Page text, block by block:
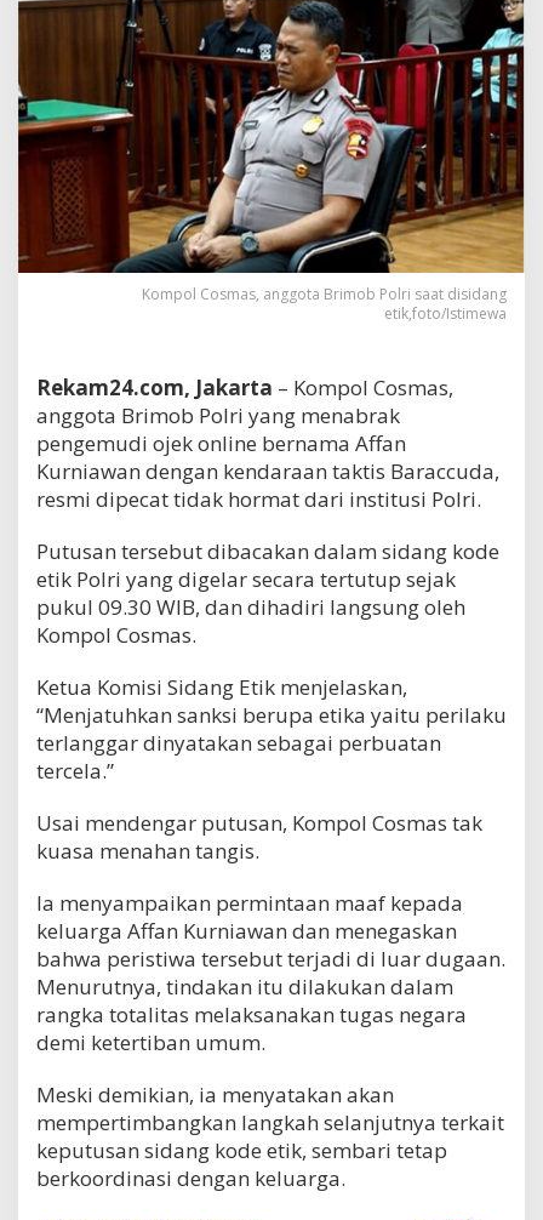
Kompol Cosmas, anggota Brimob Polri saat disidang
etik,foto/Istimewa
Rekam24.com, Jakarta – Kompol Cosmas,
anggota Brimob Polri yang menabrak
pengemudi ojek online bernama Affan
Kurniawan dengan kendaraan taktis Baraccuda,
resmi dipecat tidak hormat dari institusi Polri.
Putusan tersebut dibacakan dalam sidang kode
etik Polri yang digelar secara tertutup sejak
pukul 09.30 WIB, dan dihadiri langsung oleh
Kompol Cosmas.
Ketua Komisi Sidang Etik menjelaskan,
“Menjatuhkan sanksi berupa etika yaitu perilaku
terlanggar dinyatakan sebagai perbuatan
tercela.”
Usai mendengar putusan, Kompol Cosmas tak
kuasa menahan tangis.
Ia menyampaikan permintaan maaf kepada
keluarga Affan Kurniawan dan menegaskan
bahwa peristiwa tersebut terjadi di luar dugaan.
Menurutnya, tindakan itu dilakukan dalam
rangka totalitas melaksanakan tugas negara
demi ketertiban umum.
Meski demikian, ia menyatakan akan
mempertimbangkan langkah selanjutnya terkait
keputusan sidang kode etik, sembari tetap
berkoordinasi dengan keluarga.